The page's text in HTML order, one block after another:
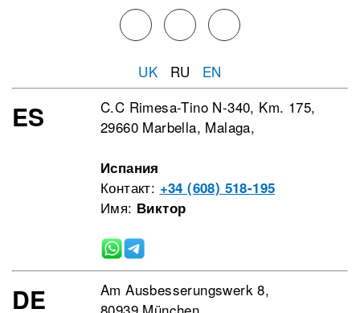
UK RU EN
ES
C.C Rimesa-Tino N-340, Km. 175,
29660 Marbella, Malaga,
Испания
Контакт: +34 (608) 518-195
Имя: Виктор
DE
Am Ausbesserungswerk 8,